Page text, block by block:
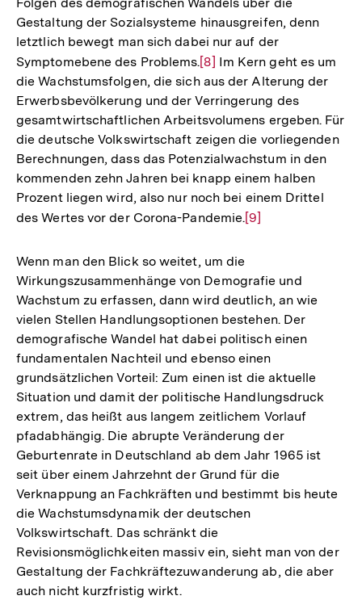
Gestaltung der Sozialsysteme hinausgreifen, denn
letztlich bewegt man sich dabei nur auf der
Symptomebene des Problems.Zur
Auflösung
der
Fußnote
[8] Im Kern geht es um
die Wachstumsfolgen, die sich aus der Alterung der
Erwerbsbevölkerung und der Verringerung des
gesamtwirtschaftlichen Arbeitsvolumens ergeben. Für
die deutsche Volkswirtschaft zeigen die vorliegenden
Berechnungen, dass das Potenzialwachstum in den
kommenden zehn Jahren bei knapp einem halben
Prozent liegen wird, also nur noch bei einem Drittel
des Wertes vor der Corona-Pandemie.Zur
Fußnote
[9]
Wenn man den Blick so weitet, um die
Wirkungszusammenhänge von Demografie und
Wachstum zu erfassen, dann wird deutlich, an wie
vielen Stellen Handlungsoptionen bestehen. Der
demografische Wandel hat dabei politisch einen
fundamentalen Nachteil und ebenso einen
grundsätzlichen Vorteil: Zum einen ist die aktuelle
Situation und damit der politische Handlungsdruck
extrem, das heißt aus langem zeitlichem Vorlauf
pfadabhängig. Die abrupte Veränderung der
Geburtenrate in Deutschland ab dem Jahr 1965 ist
seit über einem Jahrzehnt der Grund für die
Verknappung an Fachkräften und bestimmt bis heute
die Wachstumsdynamik der deutschen
Volkswirtschaft. Das schränkt die
Revisionsmöglichkeiten massiv ein, sieht man von der
Gestaltung der Fachkräftezuwanderung ab, die aber
auch nicht kurzfristig wirkt.